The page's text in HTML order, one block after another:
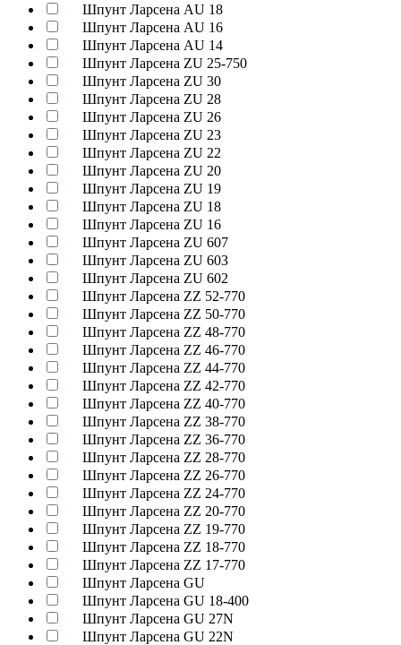
Шпунт Ларсена AU 18
Шпунт Ларсена AU 16
Шпунт Ларсена AU 14
Шпунт Ларсена ZU 25-750
Шпунт Ларсена ZU 30
Шпунт Ларсена ZU 28
Шпунт Ларсена ZU 26
Шпунт Ларсена ZU 23
Шпунт Ларсена ZU 22
Шпунт Ларсена ZU 20
Шпунт Ларсена ZU 19
Шпунт Ларсена ZU 18
Шпунт Ларсена ZU 16
Шпунт Ларсена ZU 607
Шпунт Ларсена ZU 603
Шпунт Ларсена ZU 602
Шпунт Ларсена ZZ 52-770
Шпунт Ларсена ZZ 50-770
Шпунт Ларсена ZZ 48-770
Шпунт Ларсена ZZ 46-770
Шпунт Ларсена ZZ 44-770
Шпунт Ларсена ZZ 42-770
Шпунт Ларсена ZZ 40-770
Шпунт Ларсена ZZ 38-770
Шпунт Ларсена ZZ 36-770
Шпунт Ларсена ZZ 28-770
Шпунт Ларсена ZZ 26-770
Шпунт Ларсена ZZ 24-770
Шпунт Ларсена ZZ 20-770
Шпунт Ларсена ZZ 19-770
Шпунт Ларсена ZZ 18-770
Шпунт Ларсена ZZ 17-770
Шпунт Ларсена GU
Шпунт Ларсена GU 18-400
Шпунт Ларсена GU 27N
Шпунт Ларсена GU 22N